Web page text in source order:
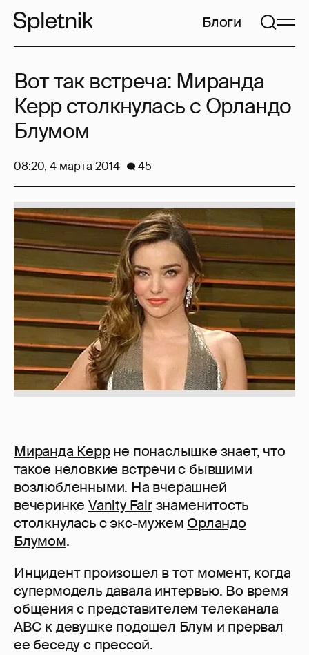
Блоги
Миранда Керрне понаслышке знает, что
такое неловкие встречи с бывшими
возлюбленными. На вчерашней
вечеринкеVanity Fairзнаменитость
столкнулась с экс-мужем Орландо
Блумом.
Инцидент произошел в тот момент, когда
супермодель давала интервью. Во время
общения с представителем телеканала
ABC к девушке подошел Блум и прервал
ее беседу с прессой.
Вот так встреча: Миранда
Керр столкнулась с Орландо
Блумом
08:20, 4 марта 2014 45